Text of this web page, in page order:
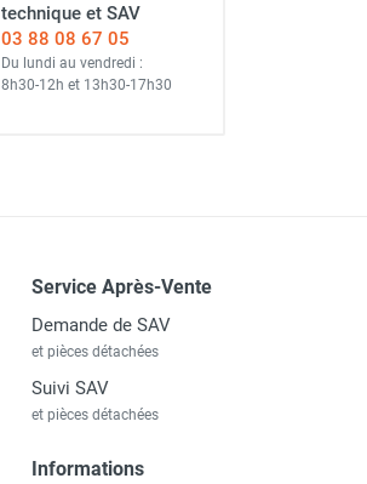
technique et SAV
03 88 08 67 05
Du lundi au vendredi :
8h30-12h et 13h30-17h30
Service Après-Vente
Demande de SAV
et pièces détachées
Suivi SAV
et pièces détachées
Informations